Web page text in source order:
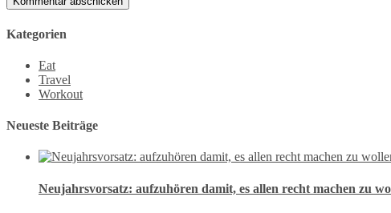
Kategorien
Eat
Travel
Workout
Neueste Beiträge
Neujahrsvorsatz: aufzuhören damit, es allen recht machen zu